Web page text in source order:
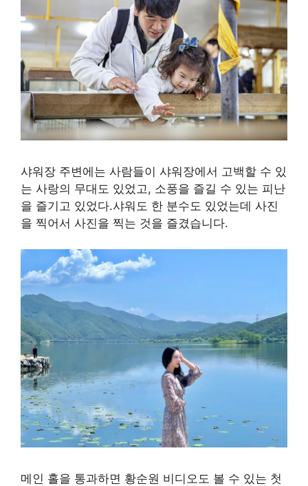
샤워장 주변에는 사람들이 샤워장에서 고백할 수 있
는 사랑의 무대도 있었고, 소풍을 즐길 수 있는 피난
을 즐기고 있었다.샤워도 한 분수도 있었는데 사진
을 찍어서 사진을 찍는 것을 즐겼습니다.
메인 홀을 통과하면 황순원 비디오도 볼 수 있는 첫